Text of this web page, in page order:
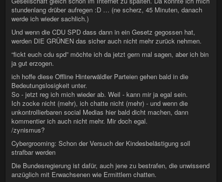
stundenlang drüber aufregen :D … (ne scherz, 45 Minuten, danach
werde ich wieder sachlich.)
Und wenn die CDU SPD dass dann in ein Gesetz gegossen hat,
werden DIE GRÜNEN das sicher auch nicht mehr zurück nehmen.
“fickt euch cdu spd” möchte ich da jetzt gern mal sagen, aber ich bin
ja gut erzogen.
ich hoffe diese Offline Hinterwäldler Parteien gehen bald in die
Bedeutungslosigkeit unter.
So - jetzt reg ich mich wieder ab. Weil - kann mir ja egal sein.
Ich zocke nicht (mehr), ich chatte nicht (mehr) - und wenn die
unkontrollierbaren social Medias hier bald dicht machen, dann
kommentier ich auch nicht mehr. Mir doch egal.
/zynismus?
Cybergrooming: Schon der Versuch der Kindesbelästigung soll
strafbar werden
Die Bundesregierung ist dafür, auch jene zu bestrafen, die unwissend
anzüglich mit Erwachsenen wie Ermittlern chatten.